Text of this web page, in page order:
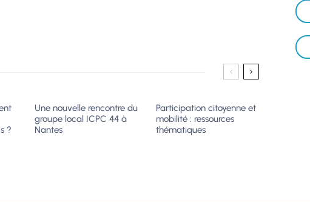
?
Une nouvelle rencontre du
groupe local ICPC 44 à
Nantes
Participation citoyenne et
mobilité : ressources
thématiques